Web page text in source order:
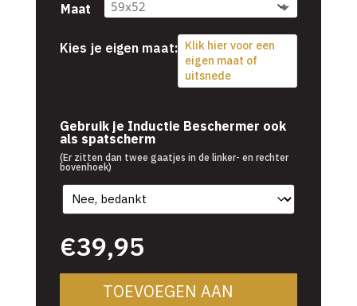
Maat
Kies je eigen maat: Klik hier voor een
eigen maat of
uitsnede
€39,95
Gebruik je Inductie Beschermer ook
als spatscherm
(Er zitten dan twee gaatjes in de linker- en rechter
bovenhoek)
€39,95
TOEVOEGEN AAN